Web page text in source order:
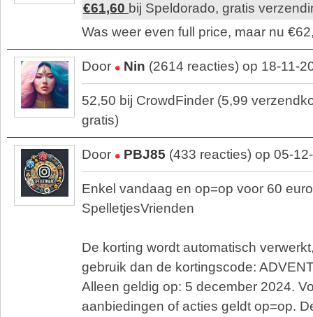
€61,60 bij Speldorado, gratis
Was weer even full price, maar nu
Door Nin (2614 reacties) op 18-11-
52,50 bij CrowdFinder (5,99
gratis)
Door PBJ85 (433 reacties) op 05-
Enkel vandaag en op=op voor 60
SpelletjesVrienden
De korting wordt automatisch
gebruik dan de kortingscode:
Alleen geldig op: 5 december 2024.
aanbiedingen of acties geldt op=op.